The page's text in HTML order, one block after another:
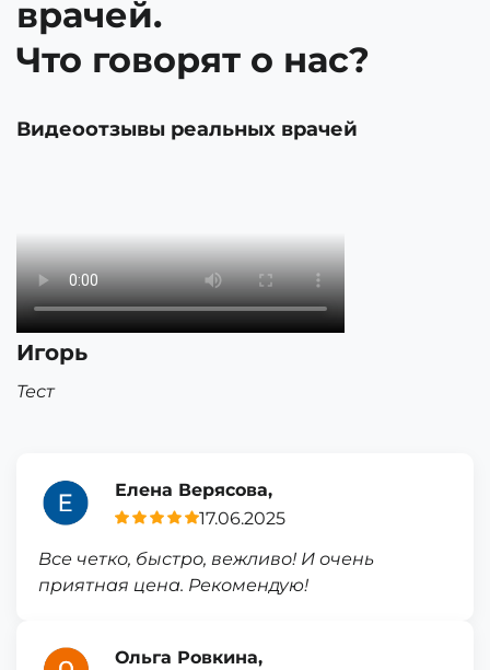
врачей.
Что говорят о нас?
Видеоотзывы реальных врачей
Игорь
Тест
Елена Верясова,
17.06.2025
Все четко, быстро, вежливо! И очень
приятная цена. Рекомендую!
Ольга Ровкина,